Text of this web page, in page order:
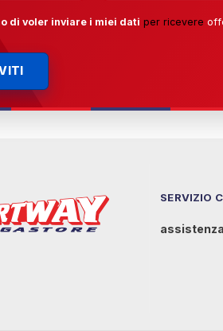
di voler inviare i miei dati per ricevere
SERVIZIO